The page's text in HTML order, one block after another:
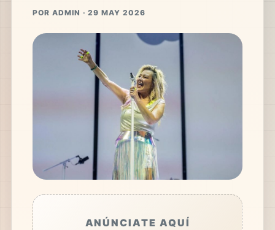
POR ADMIN · 29 MAY 2026
ANÚNCIATE AQUÍ